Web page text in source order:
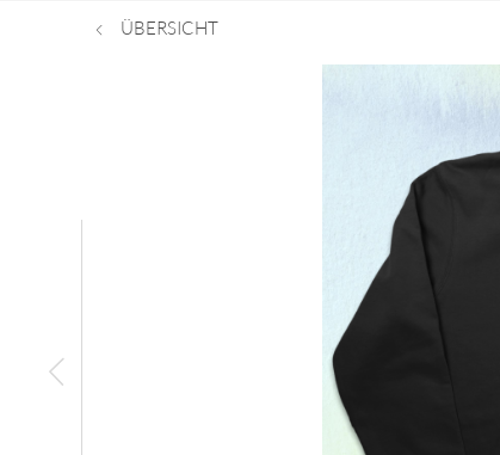
ÜBERSICHT